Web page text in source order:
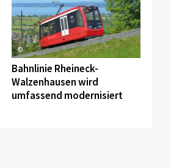
©
Bahnlinie Rheineck-
Walzenhausen wird
umfassend modernisiert